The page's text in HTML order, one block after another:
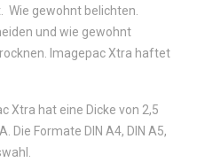
gewohnt belichten.
und wie gewohnt
Imagepac Xtra haftet
Xtra hat eine Dicke von 2,5
Die Formate DIN A4, DIN A5,